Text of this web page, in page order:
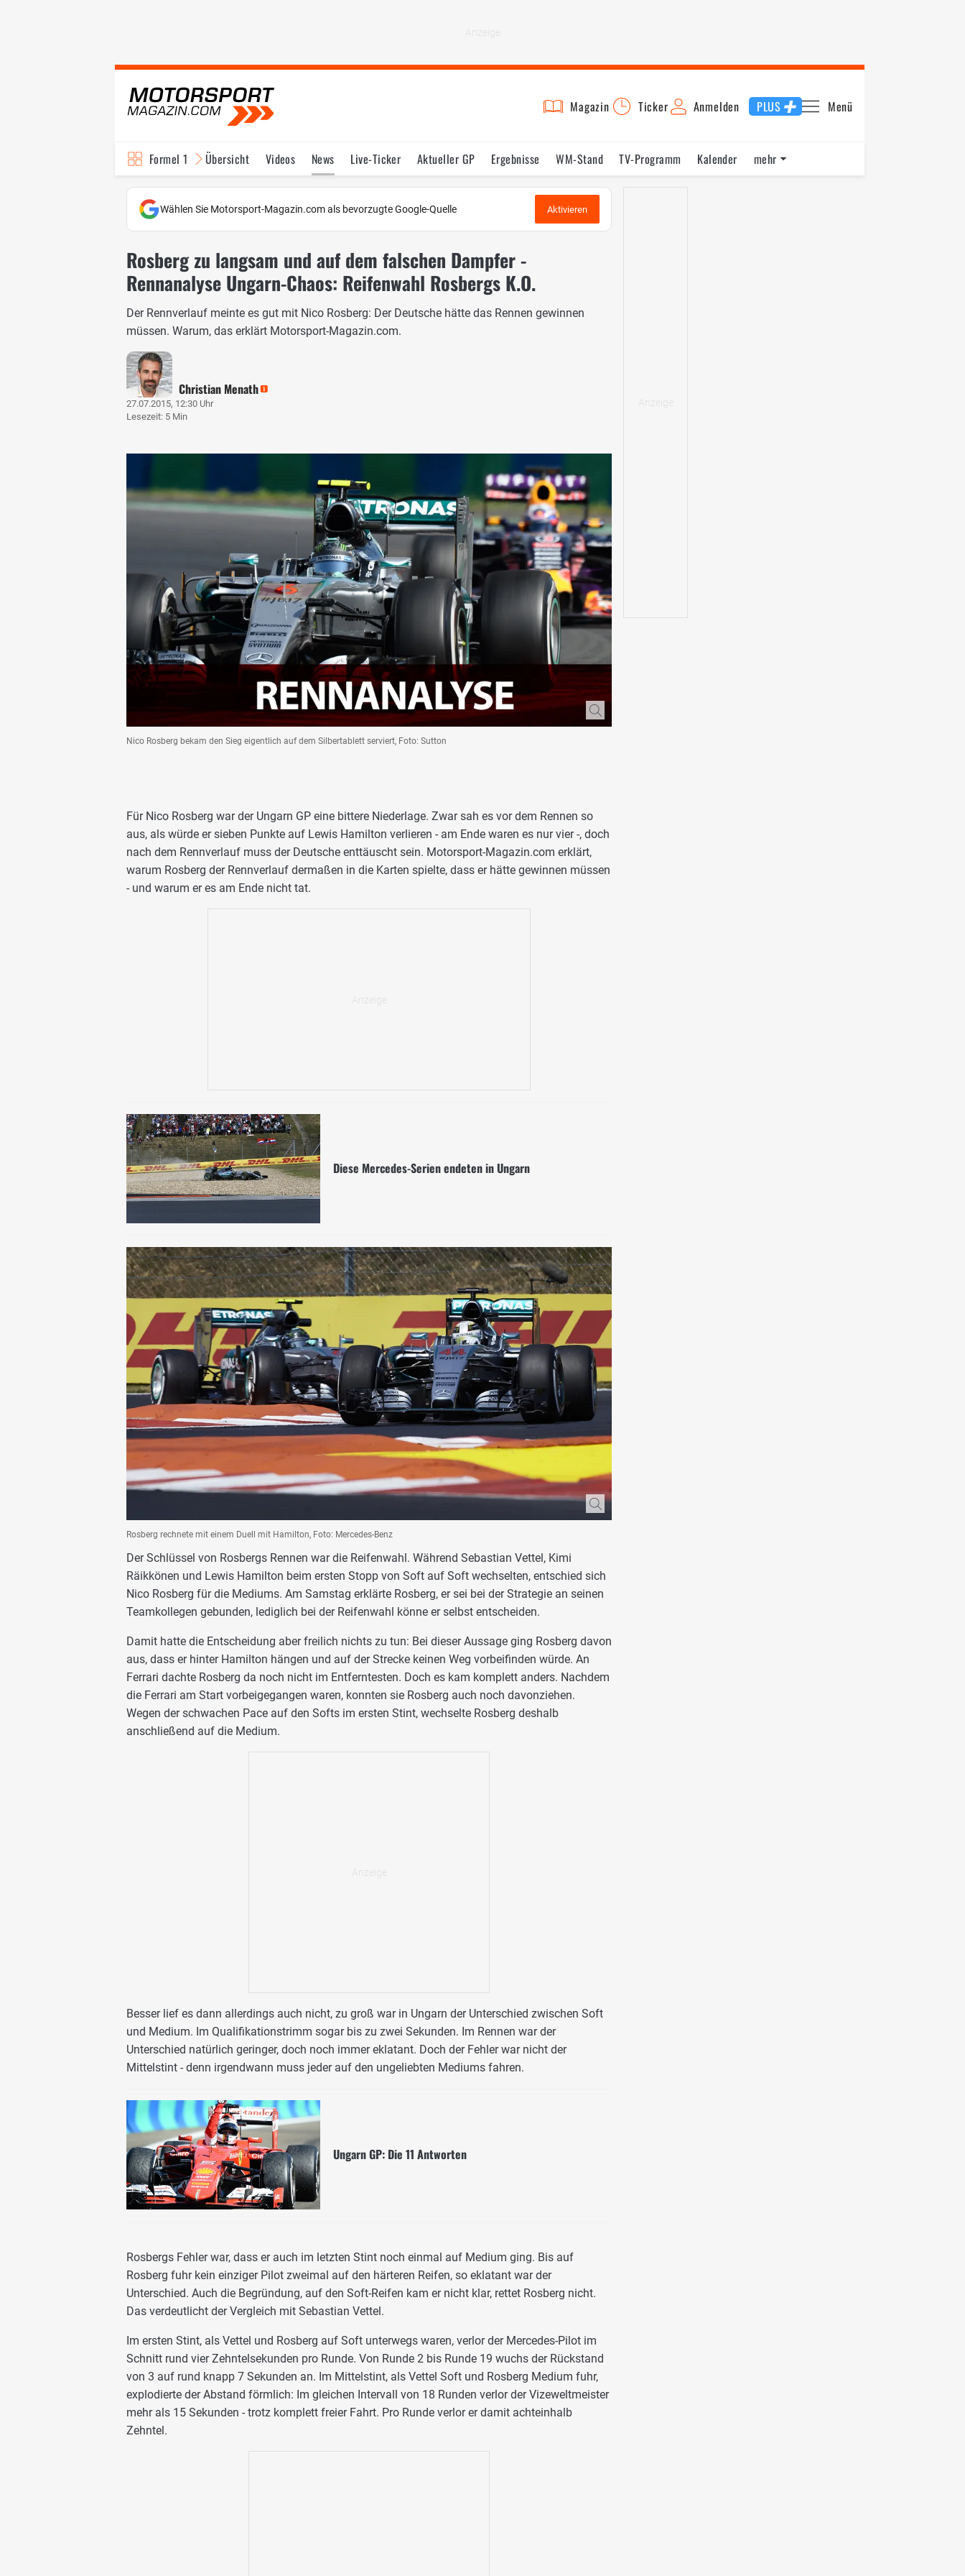
Magazin Ticker Anmelden PLUS Menü
Formel 1 Übersicht Videos News Live-Ticker Aktueller GP Ergebnisse WM-Stand TV-Programm
Kalender
Fahrer & Teams
Bilder Termine Statistik Testfahrten Reglement Lexikon
mehr
Wählen Sie Motorsport-Magazin.com als bevorzugte Google-Quelle Aktivieren
Rosberg zu langsam und auf dem falschen Dampfer -
Rennanalyse Ungarn-Chaos: Reifenwahl Rosbergs K.O.
Der Rennverlauf meinte es gut mit Nico Rosberg: Der Deutsche hätte das Rennen gewinnen
müssen. Warum, das erklärt Motorsport-Magazin.com.
Christian Menath
27.07.2015, 12:30 Uhr
Lesezeit: 5 Min
Nico Rosberg bekam den Sieg eigentlich auf dem Silbertablett serviert, Foto: Sutton
Für Nico Rosberg war der Ungarn GP eine bittere Niederlage. Zwar sah es vor dem Rennen so
aus, als würde er sieben Punkte auf Lewis Hamilton verlieren - am Ende waren es nur vier -, doch
nach dem Rennverlauf muss der Deutsche enttäuscht sein. Motorsport-Magazin.com erklärt,
warum Rosberg der Rennverlauf dermaßen in die Karten spielte, dass er hätte gewinnen müssen
- und warum er es am Ende nicht tat.
Diese Mercedes-Serien endeten in Ungarn
Rosberg rechnete mit einem Duell mit Hamilton, Foto: Mercedes-Benz
Der Schlüssel von Rosbergs Rennen war die Reifenwahl. Während Sebastian Vettel, Kimi
Räikkönen und Lewis Hamilton beim ersten Stopp von Soft auf Soft wechselten, entschied sich
Nico Rosberg für die Mediums. Am Samstag erklärte Rosberg, er sei bei der Strategie an seinen
Teamkollegen gebunden, lediglich bei der Reifenwahl könne er selbst entscheiden.
Damit hatte die Entscheidung aber freilich nichts zu tun: Bei dieser Aussage ging Rosberg davon
aus, dass er hinter Hamilton hängen und auf der Strecke keinen Weg vorbeifinden würde. An
Ferrari dachte Rosberg da noch nicht im Entferntesten. Doch es kam komplett anders. Nachdem
die Ferrari am Start vorbeigegangen waren, konnten sie Rosberg auch noch davonziehen.
Wegen der schwachen Pace auf den Softs im ersten Stint, wechselte Rosberg deshalb
anschließend auf die Medium.
Besser lief es dann allerdings auch nicht, zu groß war in Ungarn der Unterschied zwischen Soft
und Medium. Im Qualifikationstrimm sogar bis zu zwei Sekunden. Im Rennen war der
Unterschied natürlich geringer, doch noch immer eklatant. Doch der Fehler war nicht der
Mittelstint - denn irgendwann muss jeder auf den ungeliebten Mediums fahren.
Ungarn GP: Die 11 Antworten
Rosbergs Fehler war, dass er auch im letzten Stint noch einmal auf Medium ging. Bis auf
Rosberg fuhr kein einziger Pilot zweimal auf den härteren Reifen, so eklatant war der
Unterschied. Auch die Begründung, auf den Soft-Reifen kam er nicht klar, rettet Rosberg nicht.
Das verdeutlicht der Vergleich mit Sebastian Vettel.
Im ersten Stint, als Vettel und Rosberg auf Soft unterwegs waren, verlor der Mercedes-Pilot im
Schnitt rund vier Zehntelsekunden pro Runde. Von Runde 2 bis Runde 19 wuchs der Rückstand
von 3 auf rund knapp 7 Sekunden an. Im Mittelstint, als Vettel Soft und Rosberg Medium fuhr,
explodierte der Abstand förmlich: Im gleichen Intervall von 18 Runden verlor der Vizeweltmeister
mehr als 15 Sekunden - trotz komplett freier Fahrt. Pro Runde verlor er damit achteinhalb
Zehntel.